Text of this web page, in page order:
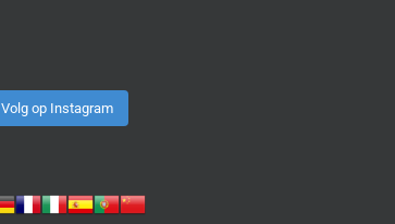
Volg op Instagram